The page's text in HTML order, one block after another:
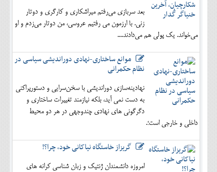
بعد سربازی می‌رفتم میراشکاری و کارگری و دوتار
زنی. با ارزمون می رفتیم عروسی، من دوتار می‌زدم و او
می‌خواند. یک پولی هم می‌دادند....
موانع ساختاری-نهادی دوراندیشی سیاسی در
نظام حکمرانی
نهادینه‌سازی دوراندیشی با سخن‌سرایی و دستورپراکنی
به دست نمی آید، بلکه نیازمند تغییرات ساختاری و
دگرگونی های نهادی چندوجهی در هر دو محیط
داخلی و خارجی است؛.
گریزاز خاستگاه نیاکانی خود، چرا؟!
امروزه دانشمندان ژنتیک و زبان شناسی کرانه های